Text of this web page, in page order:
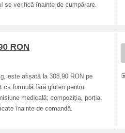
se verifică înainte de cumpărare.
RON
este afișată la 308,90 RON pe
ca formulă fără gluten pentru
medicală; compoziția, porția,
înainte de comandă.